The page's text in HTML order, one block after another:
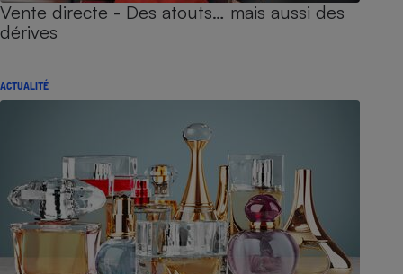
Vente directe - Des atouts… mais aussi des
dérives
ACTUALITÉ